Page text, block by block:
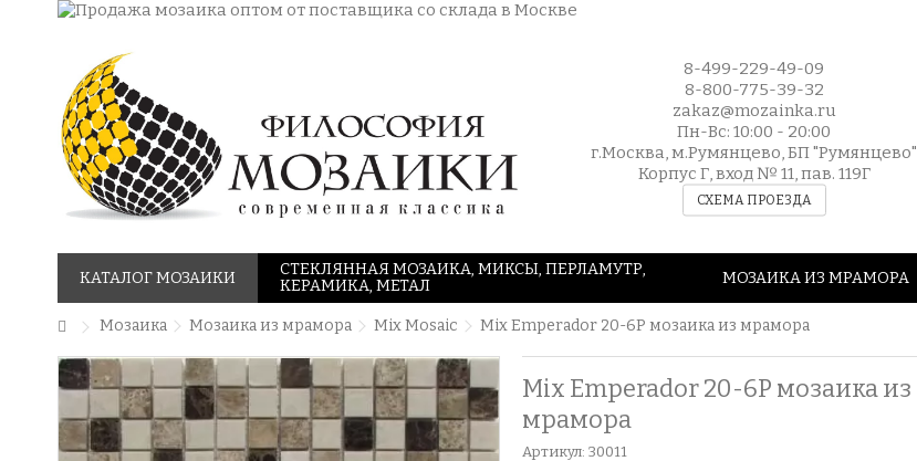
8-499-229-49-09
8-800-775-39-32
zakaz@mozainka.ru
Пн-Вс: 10:00 - 20:00
г.Москва, м.Румянцево, БП "Румянцево"
Корпус Г, вход № 11, пав. 119Г
СХЕМА ПРОЕЗДА
КАТАЛОГ МОЗАИКИ
СТЕКЛЯННАЯ МОЗАИКА, МИКСЫ, ПЕРЛАМУТР,
КЕРАМИКА, МЕТАЛ
МОЗАИКА ИЗ МРАМОРА
Мозаика Мозаика из мрамора Mix Mosaic Mix Emperador 20-6P мозаика из мрамора
Mix Emperador 20-6P мозаика из
мрамора
Артикул: 30011